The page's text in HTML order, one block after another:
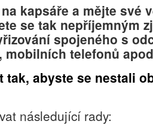
kapsáře a mějte své
se tak nepříjemným
spojeného s
mobilních telefonů
tak, abyste se nestali
následující rady: